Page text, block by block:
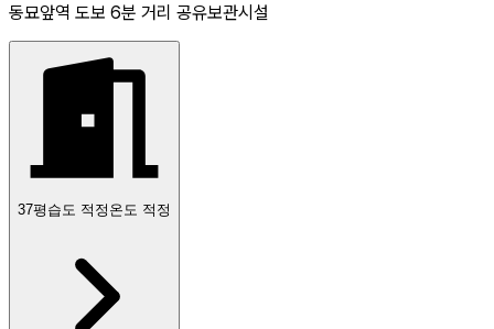
동묘앞역 도보 6분 거리 공유보관시설
37평 습도 적정 온도 적정